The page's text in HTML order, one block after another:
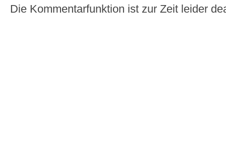
Die Kommentarfunktion ist zur Zeit leider